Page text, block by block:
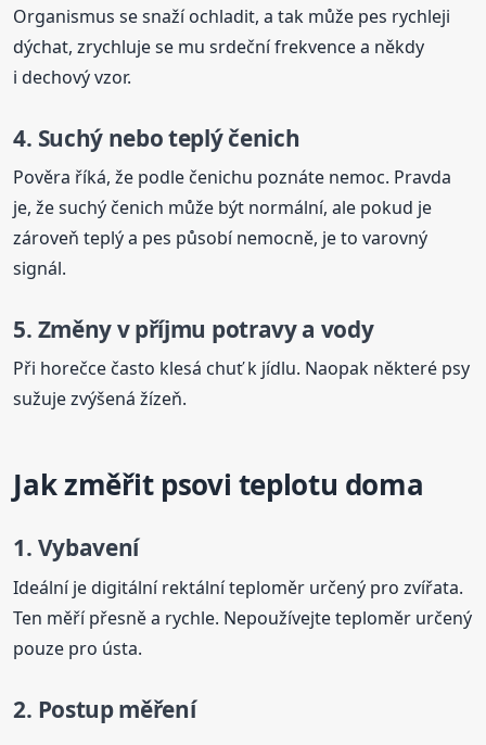
Organismus se snaží ochladit, a tak může pes rychleji
dýchat, zrychluje se mu srdeční frekvence a někdy
i dechový vzor.
4. Suchý nebo teplý čenich
Pověra říká, že podle čenichu poznáte nemoc. Pravda
je, že suchý čenich může být normální, ale pokud je
zároveň teplý a pes působí nemocně, je to varovný
signál.
5. Změny v příjmu potravy a vody
Při horečce často klesá chuť k jídlu. Naopak některé psy
sužuje zvýšená žízeň.
Jak změřit psovi teplotu doma
1. Vybavení
Ideální je digitální rektální teploměr určený pro zvířata.
Ten měří přesně a rychle. Nepoužívejte teploměr určený
pouze pro ústa.
2. Postup měření